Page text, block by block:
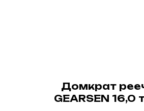
Домкрат
GEARSEN 16,0